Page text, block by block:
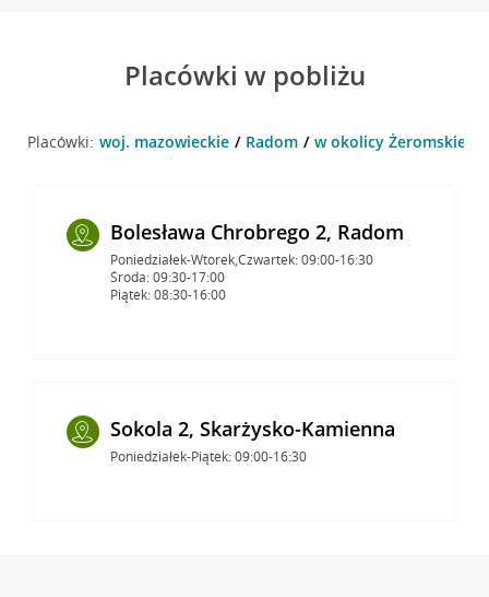
Placówki w pobliżu
Placówki: woj. mazowieckie Radom w okolicy Żeromskiego
Bolesława Chrobrego 2, Radom
Poniedziałek-Wtorek,Czwartek: 09:00-16:30
Środa: 09:30-17:00
Piątek: 08:30-16:00
Sokola 2, Skarżysko-Kamienna
Poniedziałek-Piątek: 09:00-16:30